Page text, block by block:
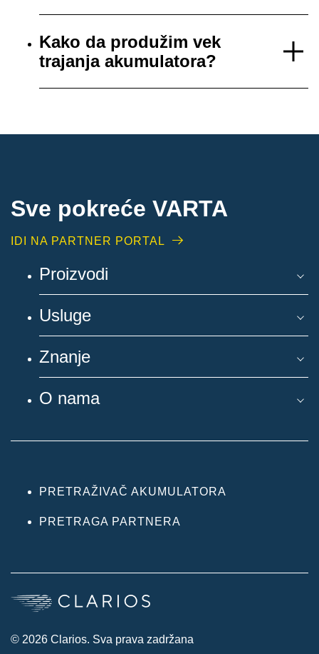
Kako da produžim vek
trajanja akumulatora?
Sve pokreće VARTA
IDI NA PARTNER PORTAL
Proizvodi
Usluge
Znanje
O nama
PRETRAŽIVAČ AKUMULATORA
PRETRAGA PARTNERA
© 2026 Clarios. Sva prava zadržana